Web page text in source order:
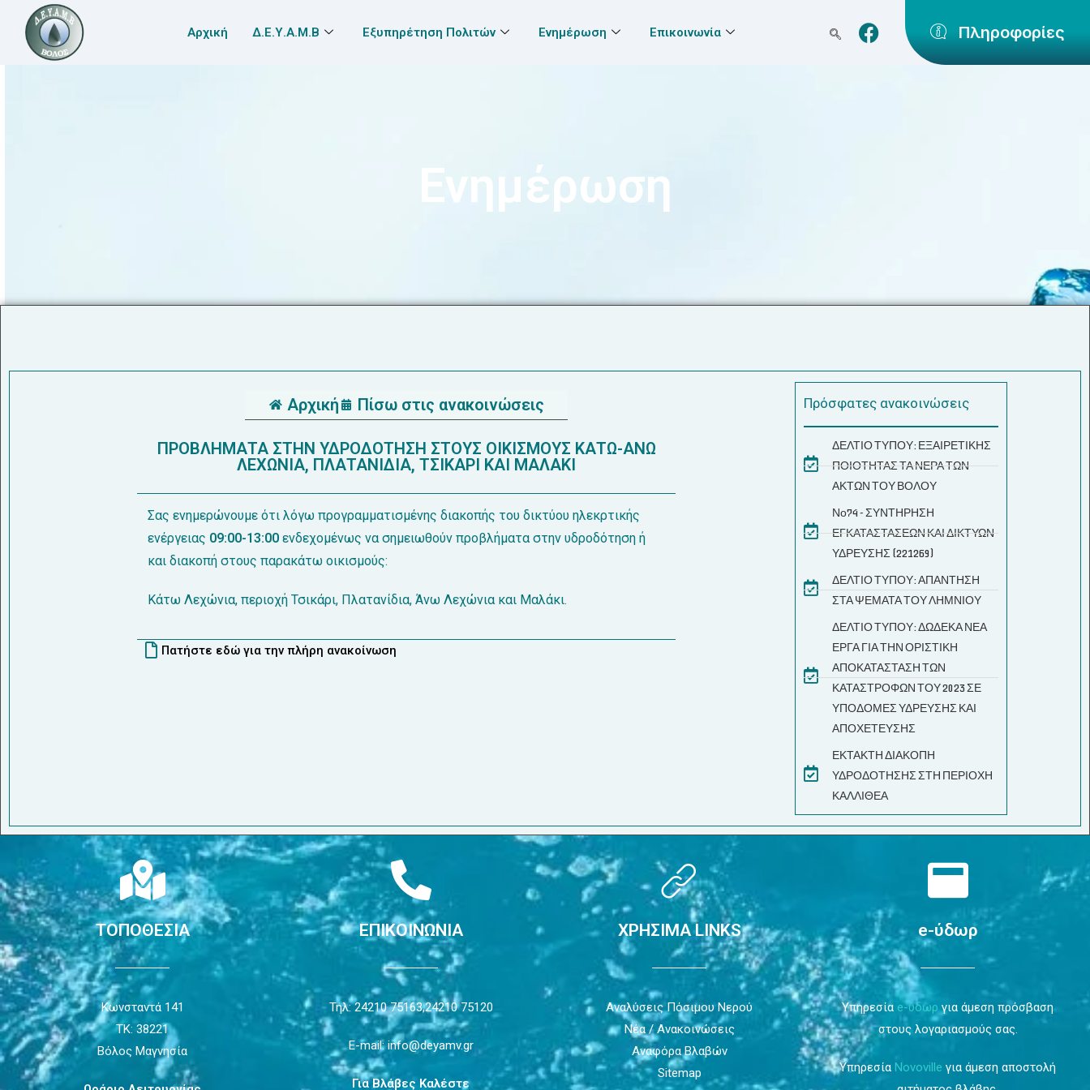
Αρχική Δ.Ε.Υ.Α.Μ.Β Εξυπηρέτηση Πολιτών Ενημέρωση Επικοινωνία Πληροφορίες
Ενημέρωση
Αρχική Πίσω στις ανακοινώσεις
ΠΡΟΒΛΗΜΑΤΑ ΣΤΗΝ ΥΔΡΟΔΟΤΗΣΗ ΣΤΟΥΣ ΟΙΚΙΣΜΟΥΣ ΚΑΤΩ-ΑΝΩ
ΛΕΧΩΝΙΑ, ΠΛΑΤΑΝΙΔΙΑ, ΤΣΙΚΑΡΙ ΚΑΙ ΜΑΛΑΚΙ
Σας ενημερώνουμε ότι λόγω προγραμματισμένης διακοπής του δικτύου ηλεκρτικής
ενέργειας 09:00-13:00 ενδεχομένως να σημειωθούν προβλήματα στην υδροδότηση ή
και διακοπή στους παρακάτω οικισμούς:
Κάτω Λεχώνια, περιοχή Τσικάρι, Πλατανίδια, Άνω Λεχώνια και Μαλάκι.
Πατήστε εδώ για την πλήρη ανακοίνωση
Πρόσφατες ανακοινώσεις
ΔΕΛΤΙΟ ΤΥΠΟΥ: ΕΞΑΙΡΕΤΙΚΗΣ
ΠΟΙΟΤΗΤΑΣ ΤΑ ΝΕΡΑ ΤΩΝ
ΑΚΤΩΝ ΤΟΥ ΒΟΛΟΥ
Νο74 - ΣΥΝΤΗΡΗΣΗ
ΕΓΚΑΤΑΣΤΑΣΕΩΝ ΚΑΙ ΔΙΚΤΥΩΝ
ΥΔΡΕΥΣΗΣ (221269)
ΔΕΛΤΙΟ ΤΥΠΟΥ: ΑΠΑΝΤΗΣΗ
ΣΤΑ ΨΕΜΑΤΑ ΤΟΥ ΛΗΜΝΙΟΥ
ΔΕΛΤΙΟ ΤΥΠΟΥ: ΔΩΔΕΚΑ ΝΕΑ
ΕΡΓΑ ΓΙΑ ΤΗΝ ΟΡΙΣΤΙΚΗ
ΑΠΟΚΑΤΑΣΤΑΣΗ ΤΩΝ
ΚΑΤΑΣΤΡΟΦΩΝ ΤΟΥ 2023 ΣΕ
ΥΠΟΔΟΜΕΣ ΥΔΡΕΥΣΗΣ ΚΑΙ
ΑΠΟΧΕΤΕΥΣΗΣ
ΕΚΤΑΚΤΗ ΔΙΑΚΟΠΗ
ΥΔΡΟΔΟΤΗΣΗΣ ΣΤΗ ΠΕΡΙΟΧΗ
ΚΑΛΛΙΘΕΑ
ΤΟΠΟΘΕΣΙΑ
Κωνσταντά 141
ΤΚ: 38221
Βόλος Μαγνησία
ΕΠΙΚΟΙΝΩΝΙΑ
Τηλ: 24210 75163,24210 75120
E-mail: info@deyamv.gr
Για Βλάβες Καλέστε
ΧΡΗΣΙΜΑ LINKS
Αναλύσεις Πόσιμου Νερού
Νέα / Ανακοινώσεις
Αναφόρα Βλαβών
Sitemap
e-ύδωρ
Υπηρεσία e-ύδωρ για άμεση πρόσβαση
στους λογαριασμούς σας.
Υπηρεσία Novoville για άμεση αποστολή